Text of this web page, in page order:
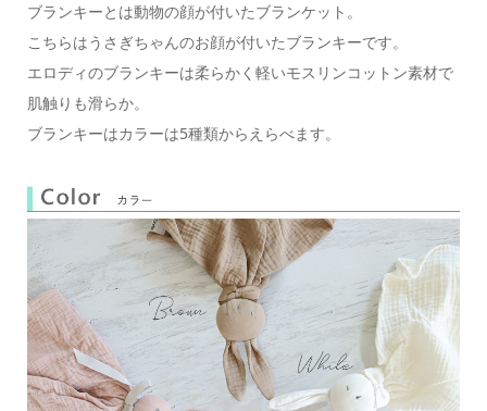
ブランキーとは動物の顔が付いたブランケット。
こちらはうさぎちゃんのお顔が付いたブランキーです。
エロディのブランキーは柔らかく軽いモスリンコットン素材で
肌触りも滑らか。
ブランキーはカラーは5種類からえらべます。